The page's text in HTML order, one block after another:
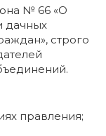
№ 66 «О
дачных
строго
правления;